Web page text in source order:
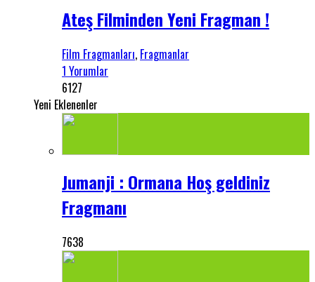
Ateş Filminden Yeni Fragman !
Film Fragmanları, Fragmanlar
1 Yorumlar
6127
Yeni Eklenenler
Jumanji : Ormana Hoş geldiniz
Fragmanı
7638